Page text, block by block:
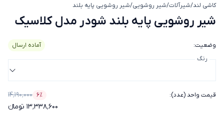
کاشی لند/شیرآلات/شیر روشویی/شیر روشویی پایه بلند
شیر روشویی پایه بلند شودر مدل کلاسیک
وضعیت:
آماده ارسال
رنگ
قیمت واحد (عدد): ۶٪
درصد تخفیف
۱۴٬۱۹۰٬۰۰۰
۱۳٬۳۳۸٬۶۰۰ تومانء